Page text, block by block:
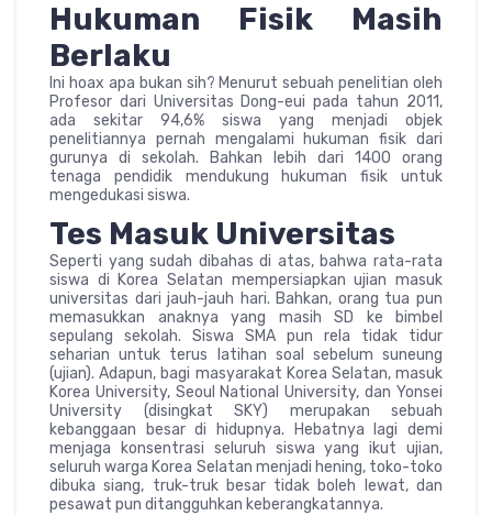
Hukuman Fisik Masih
Berlaku
Ini hoax apa bukan sih? Menurut sebuah penelitian oleh
Profesor dari Universitas Dong-eui pada tahun 2011,
ada sekitar 94,6% siswa yang menjadi objek
penelitiannya pernah mengalami hukuman fisik dari
gurunya di sekolah. Bahkan lebih dari 1400 orang
tenaga pendidik mendukung hukuman fisik untuk
mengedukasi siswa.
Tes Masuk Universitas
Seperti yang sudah dibahas di atas, bahwa rata-rata
siswa di Korea Selatan mempersiapkan ujian masuk
universitas dari jauh-jauh hari. Bahkan, orang tua pun
memasukkan anaknya yang masih SD ke bimbel
sepulang sekolah. Siswa SMA pun rela tidak tidur
seharian untuk terus latihan soal sebelum suneung
(ujian). Adapun, bagi masyarakat Korea Selatan, masuk
Korea University, Seoul National University, dan Yonsei
University (disingkat SKY) merupakan sebuah
kebanggaan besar di hidupnya. Hebatnya lagi demi
menjaga konsentrasi seluruh siswa yang ikut ujian,
seluruh warga Korea Selatan menjadi hening, toko-toko
dibuka siang, truk-truk besar tidak boleh lewat, dan
pesawat pun ditangguhkan keberangkatannya.